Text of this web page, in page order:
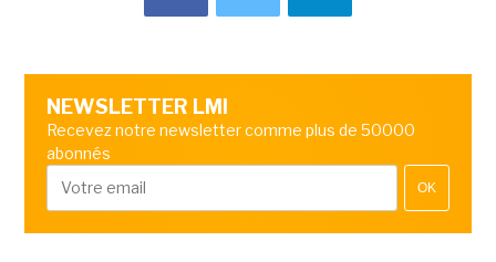
NEWSLETTER LMI
Recevez notre newsletter comme plus de 50000
abonnés
OK